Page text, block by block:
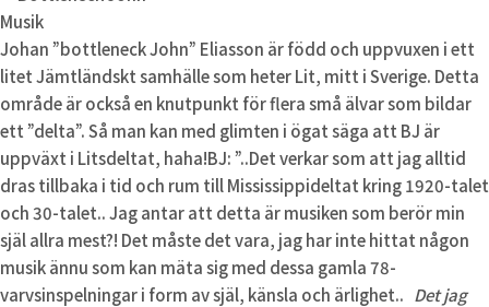
Musik
Johan ”bottleneck John” Eliasson är född och uppvuxen i ett
litet Jämtländskt samhälle som heter Lit, mitt i Sverige. Detta
område är också en knutpunkt för flera små älvar som bildar
ett ”delta”. Så man kan med glimten i ögat säga att BJ är
uppväxt i Litsdeltat, haha!BJ: ”..Det verkar som att jag alltid
dras tillbaka i tid och rum till Mississippideltat kring 1920-talet
och 30-talet.. Jag antar att detta är musiken som berör min
själ allra mest?! Det måste det vara, jag har inte hittat någon
musik ännu som kan mäta sig med dessa gamla 78-
varvsinspelningar i form av själ, känsla och ärlighet.. Det jag